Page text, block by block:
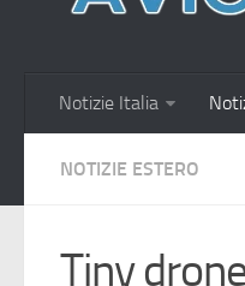
Notizie Italia
NOTIZIE ESTERO
Tiny